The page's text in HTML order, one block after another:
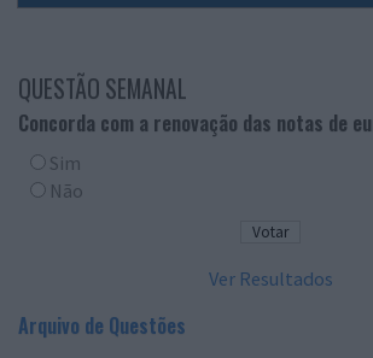
QUESTÃO SEMANAL
Concorda com a renovação das notas de
Sim
Não
Ver Resultados
Arquivo de Questões